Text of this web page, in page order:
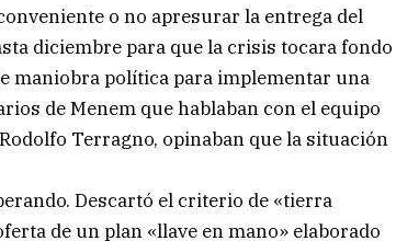
o no apresurar la entrega del
diciembre para que la crisis tocara fondo
maniobra política para implementar una
de Menem que hablaban con el equipo
Terragno, opinaban que la situación
Descartó el criterio de «tierra
de un plan «llave en mano» elaborado